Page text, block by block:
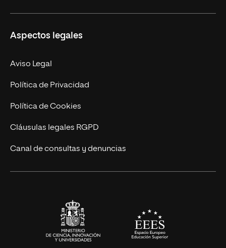
Empresa
MBA
Marketing y Comunicación
Ingeniería
Diseño
Ciencias de la Salud
Nuestro Equipo
Contacto
Aspectos legales
Aviso Legal
Política de Privacidad
Política de Cookies
Cláusulas legales RGPD
Canal de consultas y denuncias